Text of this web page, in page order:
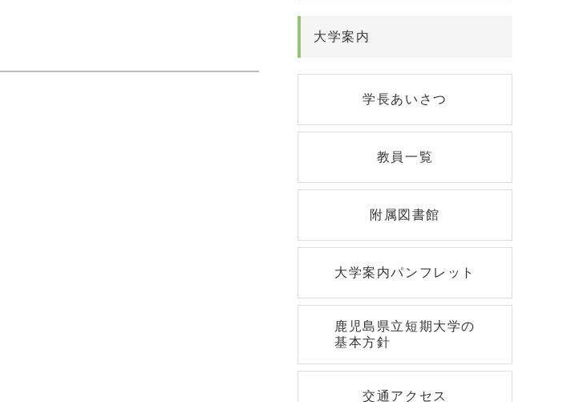
大学案内
学長あいさつ
教員一覧
附属図書館
大学案内パンフレット
鹿児島県立短期大学の
基本方針
交通アクセス